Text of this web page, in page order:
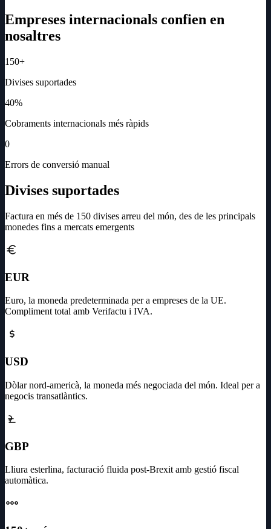
Empreses internacionals confien en
nosaltres
150+
Divises suportades
40%
Cobraments internacionals més ràpids
0
Errors de conversió manual
Divises suportades
Factura en més de 150 divises arreu del món, des de les principals
monedes fins a mercats emergents
EUR
Euro, la moneda predeterminada per a empreses de la UE.
Compliment total amb Verifactu i IVA.
USD
Dòlar nord-americà, la moneda més negociada del món. Ideal per a
negocis transatlàntics.
GBP
Lliura esterlina, facturació fluida post-Brexit amb gestió fiscal
automàtica.